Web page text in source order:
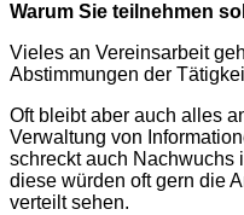
Warum Sie teilnehmen
Vieles an Vereinsarbeit
Abstimmungen der
Oft bleibt aber auch alles
Verwaltung von
schreckt auch Nachwuchs
diese würden oft gern die
verteilt sehen.